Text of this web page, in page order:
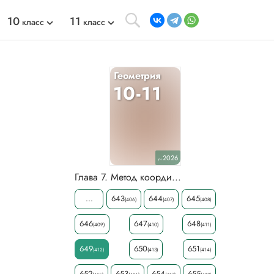
10 класс 11 класс
Геометрия
10-11
уч.2026
Глава 7. Метод коорди...
... 643(406) 644(407) 645(408)
646(409) 647(410) 648(411)
649(412) 650(413) 651(414)